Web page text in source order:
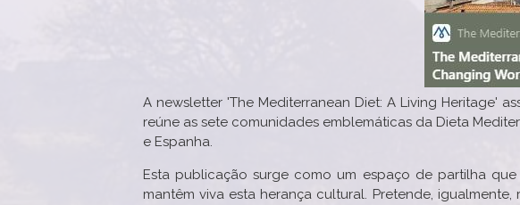
A newsletter 'The Mediterranean Diet: A Living Heritage'
reúne as sete comunidades emblemáticas da Dieta
e Espanha.
Esta publicação surge como um espaço de partilha
mantêm viva esta herança cultural. Pretende,